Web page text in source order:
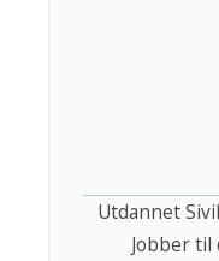
Utdannet
Jobber til